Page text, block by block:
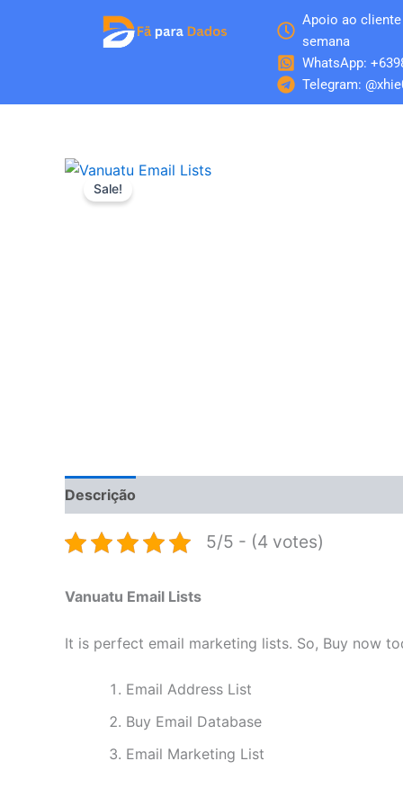
Apoio ao
semana
WhatsApp:
Telegram:
Sale!
Descrição
5/5 - (4 votes)
Vanuatu Email Lists
It is perfect email marketing lists. So, Buy now
Email Address List
Buy Email Database
Email Marketing List